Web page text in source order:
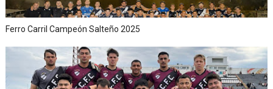
Ferro Carril Campeón Salteño 2025